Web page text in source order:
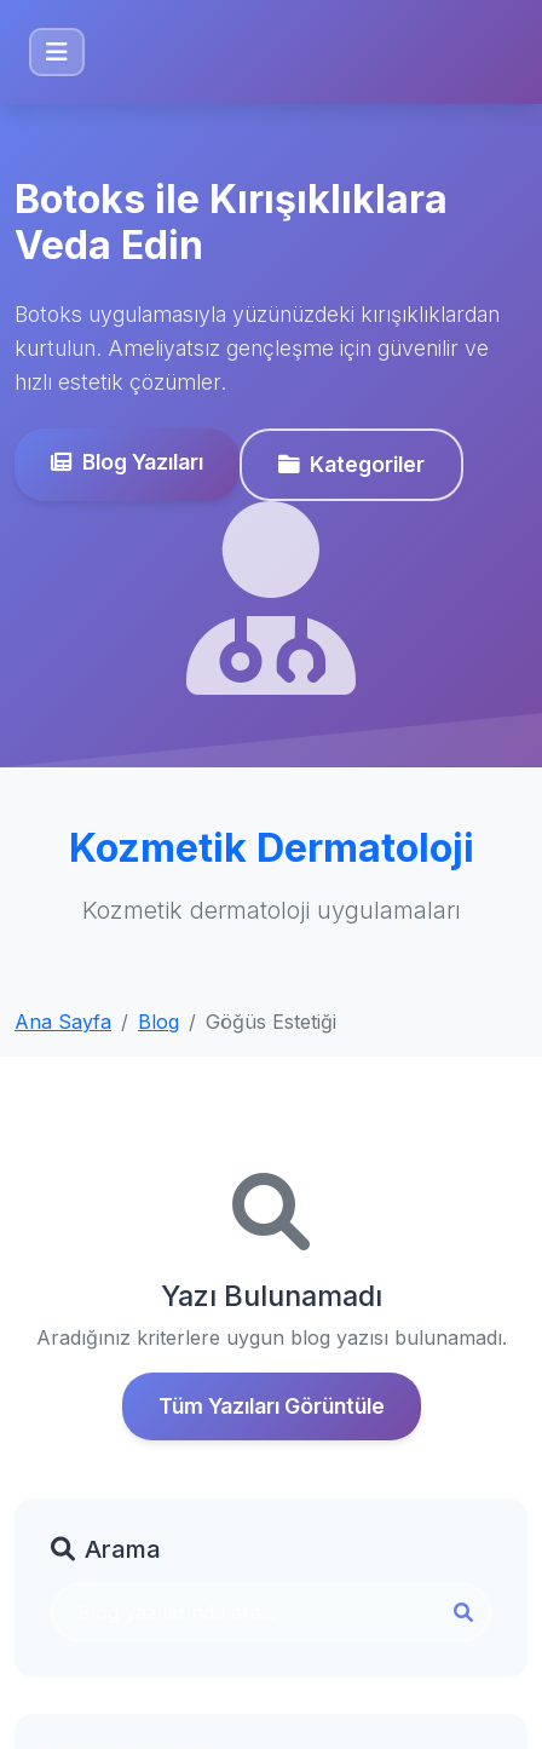
Botoks ile Kırışıklıklara
Veda Edin
Botoks uygulamasıyla yüzünüzdeki kırışıklıklardan
kurtulun. Ameliyatsız gençleşme için güvenilir ve
hızlı estetik çözümler.
Blog Yazıları Kategoriler
Kozmetik Dermatoloji
Kozmetik dermatoloji uygulamaları
Ana Sayfa Blog Göğüs Estetiği
Yazı Bulunamadı
Aradığınız kriterlere uygun blog yazısı bulunamadı.
Tüm Yazıları Görüntüle
Arama